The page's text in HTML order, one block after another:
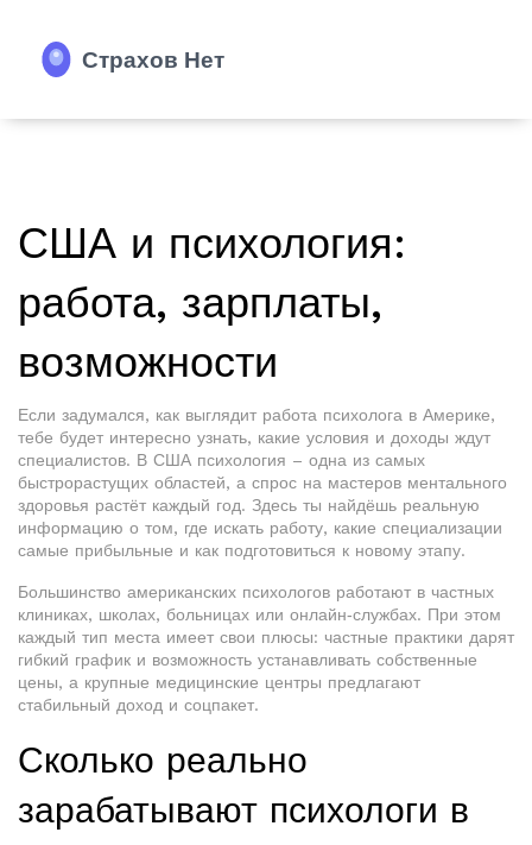
США и психология:
работа, зарплаты,
возможности
Если задумался, как выглядит работа психолога в Америке,
тебе будет интересно узнать, какие условия и доходы ждут
специалистов. В США психология – одна из самых
быстрорастущих областей, а спрос на мастеров ментального
здоровья растёт каждый год. Здесь ты найдёшь реальную
информацию о том, где искать работу, какие специализации
самые прибыльные и как подготовиться к новому этапу.
Большинство американских психологов работают в частных
клиниках, школах, больницах или онлайн‑службах. При этом
каждый тип места имеет свои плюсы: частные практики дарят
гибкий график и возможность устанавливать собственные
цены, а крупные медицинские центры предлагают
стабильный доход и соцпакет.
Сколько реально
зарабатывают психологи в